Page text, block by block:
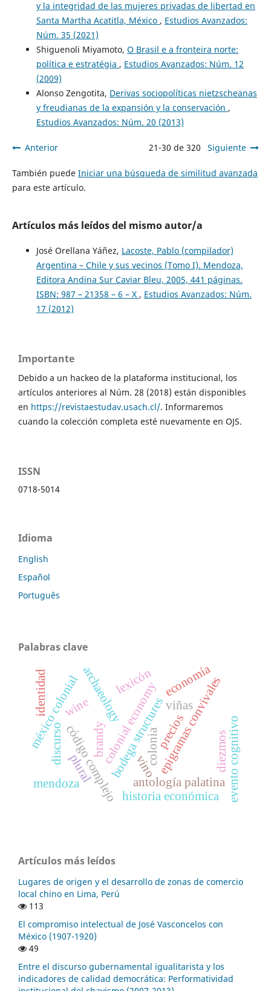
y la integridad de las mujeres privadas de libertad en
Santa Martha Acatitla, México , Estudios Avanzados:
Núm. 35 (2021)
Shiguenoli Miyamoto, O Brasil e a fronteira norte:
política e estratégia , Estudios Avanzados: Núm. 12
(2009)
Alonso Zengotita, Derivas sociopolíticas nietzscheanas
y freudianas de la expansión y la conservación ,
Estudios Avanzados: Núm. 20 (2013)
Anterior 21-30 de 320 Siguiente
También puede Iniciar una búsqueda de similitud avanzada
para este artículo.
Artículos más leídos del mismo autor/a
José Orellana Yáñez, Lacoste, Pablo (compilador)
Argentina – Chile y sus vecinos (Tomo I). Mendoza,
Editora Andina Sur Caviar Bleu, 2005, 441 páginas.
ISBN: 987 – 21358 – 6 – X , Estudios Avanzados: Núm.
17 (2012)
Importante
Debido a un hackeo de la plataforma institucional, los
artículos anteriores al Núm. 28 (2018) están disponibles
en https://revistaestudav.usach.cl/. Informaremos
cuando la colección completa esté nuevamente en OJS.
ISSN
0718-5014
Idioma
English
Español
Português
Palabras clave
epigramas convivales
antología palatina
vino
código complejo
plural
wine
brandybodega structures
colonial economy
archaeology
coloniaprecios
economía
historia económica
diezmos
méxico colonial
mendoza
viñas
discurso
lexicón
evento cognitivo
identidad
Artículos más leídos
Lugares de origen y el desarrollo de zonas de comercio
local chino en Lima, Perú
113
El compromiso intelectual de José Vasconcelos con
México (1907-1920)
49
Entre el discurso gubernamental igualitarista y los
indicadores de calidad democrática: Performatividad